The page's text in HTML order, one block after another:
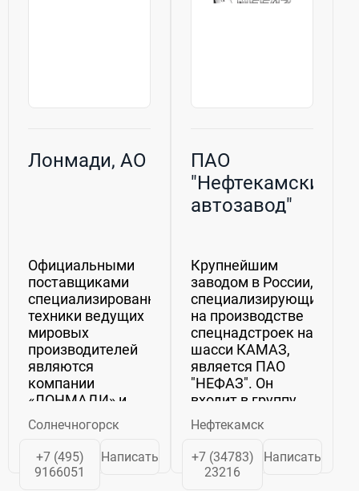
Лонмади, АО
Официальными
поставщиками
специализированной
техники ведущих
мировых
производителей
являются
компании
«ЛОНМАДИ» и
«КВИНТМАДИ».
Мы, в свою
очередь,
специализируемся
Солнечногорск
+7 (495)
9166051
Написать
ПАО
"Нефтекамский
автозавод"
Крупнейшим
заводом в России,
специализирующимся
на производстве
спецнадстроек на
шасси КАМАЗ,
является ПАО
"НЕФАЗ". Он
входит в группу
предприятий ПАО
«КАМАЗ» и
занимается
производством
Нефтекамск
+7 (34783)
23216
Написать